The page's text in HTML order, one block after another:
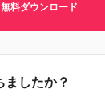
無料ダウンロード